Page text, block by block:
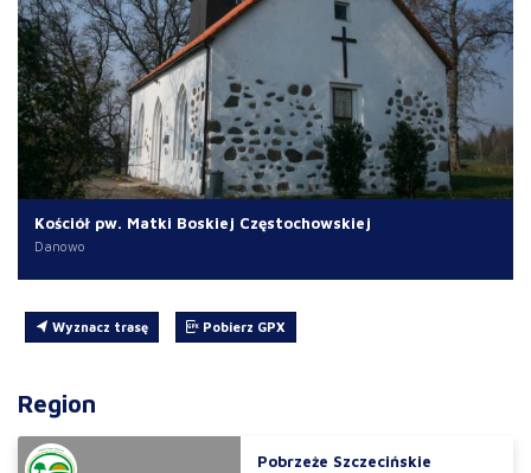
Kościół pw. Matki Boskiej Częstochowskiej
Danowo
Wyznacz trasę Pobierz GPX
Region
Pobrzeże Szczecińskie